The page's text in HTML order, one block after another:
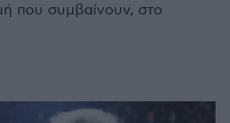
που συμβαίνουν, στο